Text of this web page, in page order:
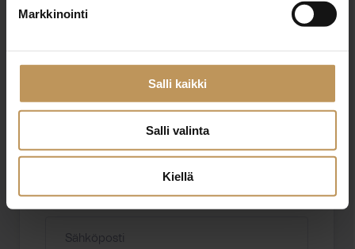
Markkinointi
Salli kaikki
Salli valinta
Kiellä